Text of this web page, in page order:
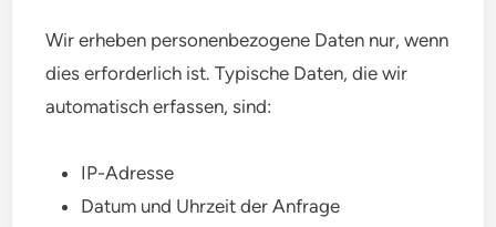
Wir erheben personenbezogene Daten nur, wenn
dies erforderlich ist. Typische Daten, die wir
automatisch erfassen, sind:
IP-Adresse
Datum und Uhrzeit der Anfrage